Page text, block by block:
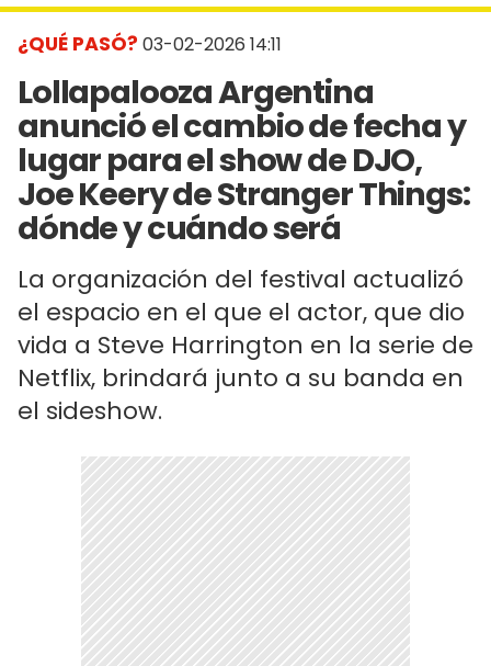
¿QUÉ PASÓ? 03-02-2026 14:11
Lollapalooza Argentina
anunció el cambio de fecha y
lugar para el show de DJO,
Joe Keery de Stranger Things:
dónde y cuándo será
La organización del festival actualizó
el espacio en el que el actor, que dio
vida a Steve Harrington en la serie de
Netflix, brindará junto a su banda en
el sideshow.